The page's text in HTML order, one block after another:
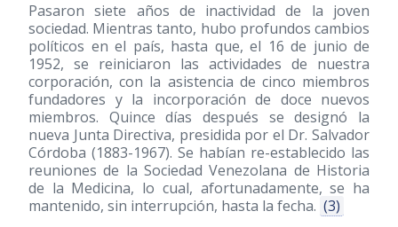
Pasaron siete años de inactividad de la joven
sociedad. Mientras tanto, hubo profundos cambios
políticos en el país, hasta que, el 16 de junio de
1952, se reiniciaron las actividades de nuestra
corporación, con la asistencia de cinco miembros
fundadores y la incorporación de doce nuevos
miembros. Quince días después se designó la
nueva Junta Directiva, presidida por el Dr. Salvador
Córdoba (1883-1967). Se habían re-establecido las
reuniones de la Sociedad Venezolana de Historia
de la Medicina, lo cual, afortunadamente, se ha
mantenido, sin interrupción, hasta la fecha. (3)